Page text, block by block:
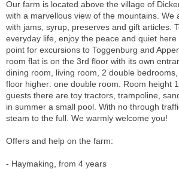
Our farm is located above the village of
with a marvellous view of the mountains. We
with jams, syrup, preserves and gift articles.
everyday life, enjoy the peace and quiet
point for excursions to Toggenburg and
room flat is on the 3rd floor with its own
dining room, living room, 2 double
floor higher: one double room. Room height
guests there are toy tractors, trampoline,
in summer a small pool. With no through
steam to the full. We warmly welcome you!
Offers and help on the farm:
- Haymaking, from 4 years